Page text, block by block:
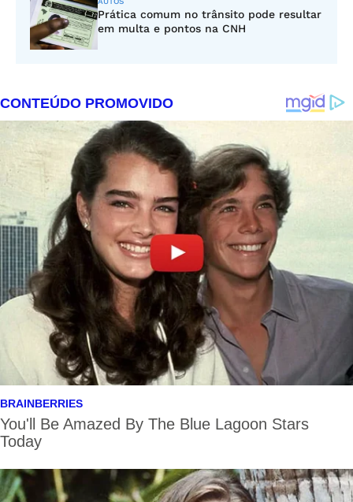
Prática comum no trânsito pode resultar
em multa e pontos na CNH